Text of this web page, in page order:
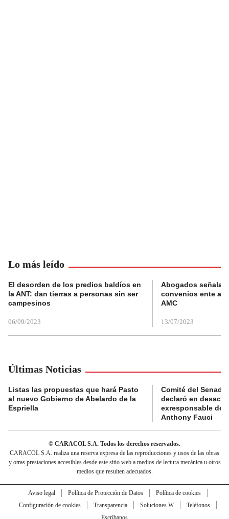
Lo más leído
El desorden de los predios baldíos en
la ANT: dan tierras a personas sin ser
campesinos
06/09/2023
Abogados
convenios ente
AMC
13/07/2023
Últimas Noticias
Listas las propuestas que hará Pasto
al nuevo Gobierno de Abelardo de la
Espriella
Comité del Senado
declaró en
exresponsable de
Anthony Fauci
© CARACOL S.A. Todos los derechos reservados.
CARACOL S.A. realiza una reserva expresa de las reproducciones y usos de las obras
y otras prestaciones accesibles desde este sitio web a medios de lectura mecánica u otros
medios que resulten adecuados.
Aviso legal Política de Protección de Datos
Política de cookies
Configuración de cookies
Transparencia Soluciones W
Teléfonos
Escríbanos